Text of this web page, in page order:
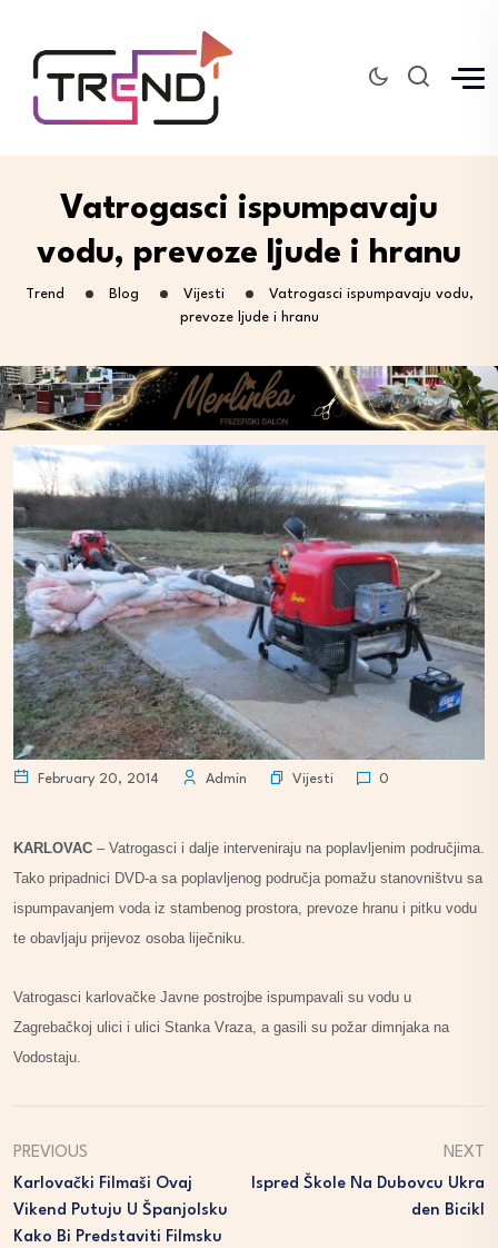
Vatrogasci ispumpavaju
vodu, prevoze ljude i hranu
Trend Blog Vijesti
Vatrogasci ispumpavaju vodu,
prevoze ljude i hranu
February 20, 2014 Admin Vijesti 0
KARLOVAC – Vatrogasci i dalje interveniraju na poplavljenim područjima.
Tako pripadnici DVD-a sa poplavljenog područja pomažu stanovništvu sa
ispumpavanjem voda iz stambenog prostora, prevoze hranu i pitku vodu
te obavljaju prijevoz osoba liječniku.
Vatrogasci karlovačke Javne postrojbe ispumpavali su vodu u
Zagrebačkoj ulici i ulici Stanka Vraza, a gasili su požar dimnjaka na
Vodostaju.
PREVIOUS
Karlovački Filmaši Ovaj
Vikend Putuju U Španjolsku
Kako Bi Predstaviti Filmsku
NEXT
Ispred Škole Na Dubovcu Ukra
Den Bicikl